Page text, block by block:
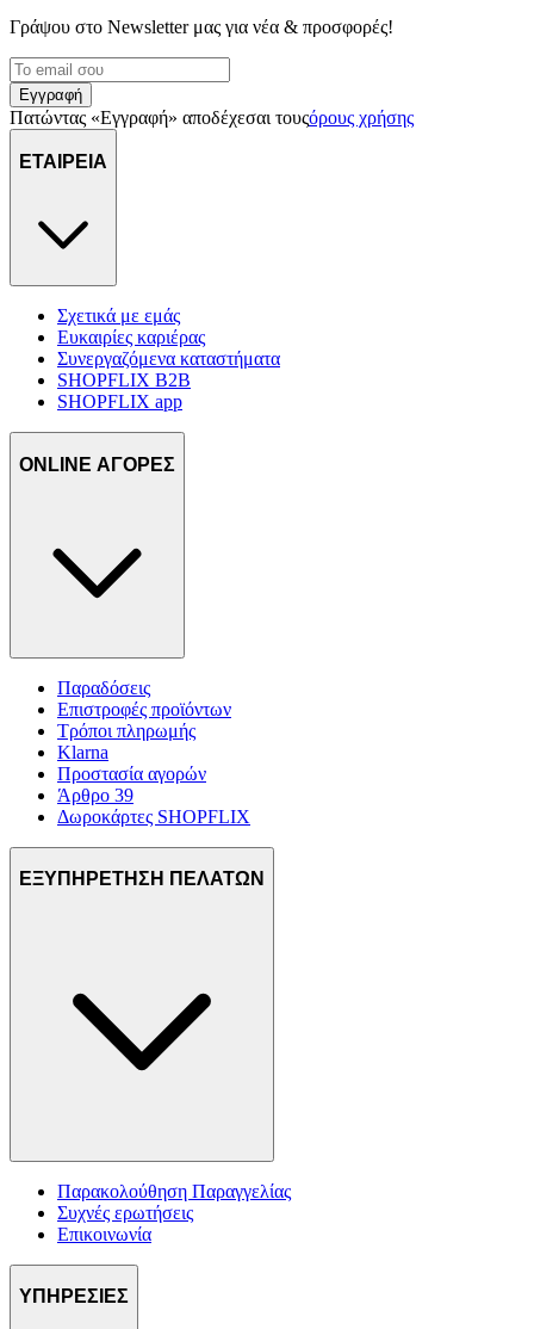
μας και την ανάπτυξη προϊόντων. Επίσης, κοινοποιούμε
τοποθεσίας μας στους συνεργάτες μέσων κοινωνικής
δικτύωσης, διαφημίσεων και ανάλυσης.
Γράψου στο Νewsletter μας για νέα & προσφορές!
Εγγραφή
Πατώντας «Εγγραφή» αποδέχεσαι τουςόρους χρήσης
ΕΤΑΙΡΕΙΑ
Σχετικά με εμάς
Ευκαιρίες καριέρας
Συνεργαζόμενα καταστήματα
SHOPFLIX B2B
SHOPFLIX app
ONLINE ΑΓΟΡΕΣ
Παραδόσεις
Επιστροφές προϊόντων
Τρόποι πληρωμής
Klarna
Προστασία αγορών
Άρθρο 39
Δωροκάρτες SHOPFLIX
ΕΞΥΠΗΡΕΤΗΣΗ ΠΕΛΑΤΩΝ
Παρακολούθηση Παραγγελίας
Συχνές ερωτήσεις
Επικοινωνία
ΥΠΗΡΕΣΙΕΣ